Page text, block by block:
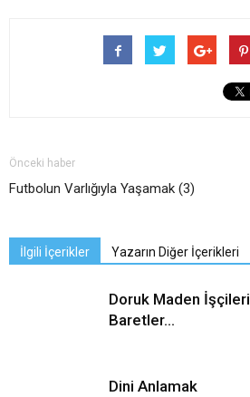
Önceki haber
Futbolun Varlığıyla Yaşamak (3)
İlgili İçerikler Yazarın Diğer İçerikleri
Doruk Maden
Baretler…
Dini Anlamak